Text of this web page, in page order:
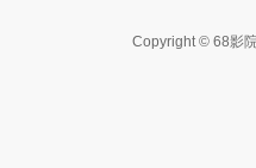
Copyright © 68影